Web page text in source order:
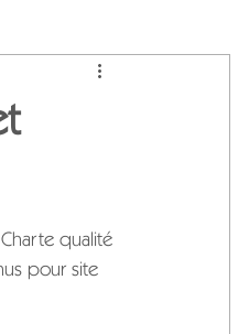
qualité
pour site